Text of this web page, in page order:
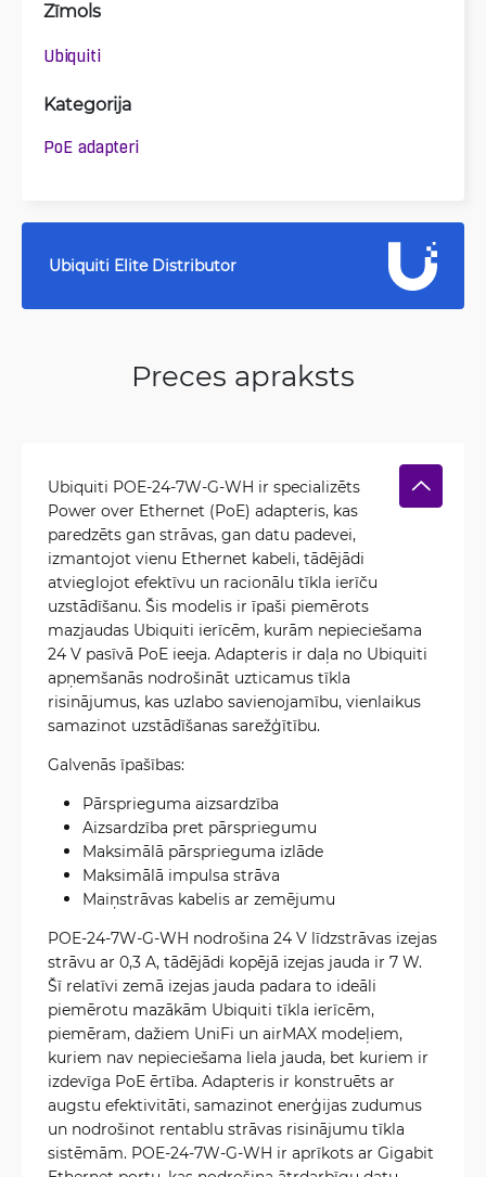
Zīmols
Ubiquiti
Kategorija
PoE adapteri
Ubiquiti Elite Distributor
Preces apraksts
Ubiquiti POE-24-7W-G-WH ir specializēts
Power over Ethernet (PoE) adapteris, kas
paredzēts gan strāvas, gan datu padevei,
izmantojot vienu Ethernet kabeli, tādējādi
atvieglojot efektīvu un racionālu tīkla ierīču
uzstādīšanu. Šis modelis ir īpaši piemērots
mazjaudas Ubiquiti ierīcēm, kurām nepieciešama
24 V pasīvā PoE ieeja. Adapteris ir daļa no Ubiquiti
apņemšanās nodrošināt uzticamus tīkla
risinājumus, kas uzlabo savienojamību, vienlaikus
samazinot uzstādīšanas sarežģītību.
Galvenās īpašības:
Pārsprieguma aizsardzība
Aizsardzība pret pārspriegumu
Maksimālā pārsprieguma izlāde
Maksimālā impulsa strāva
Maiņstrāvas kabelis ar zemējumu
POE-24-7W-G-WH nodrošina 24 V līdzstrāvas izejas
strāvu ar 0,3 A, tādējādi kopējā izejas jauda ir 7 W.
Šī relatīvi zemā izejas jauda padara to ideāli
piemērotu mazākām Ubiquiti tīkla ierīcēm,
piemēram, dažiem UniFi un airMAX modeļiem,
kuriem nav nepieciešama liela jauda, bet kuriem ir
izdevīga PoE ērtība. Adapteris ir konstruēts ar
augstu efektivitāti, samazinot enerģijas zudumus
un nodrošinot rentablu strāvas risinājumu tīkla
sistēmām. POE-24-7W-G-WH ir aprīkots ar Gigabit